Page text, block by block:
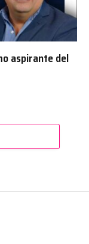
aspirante del